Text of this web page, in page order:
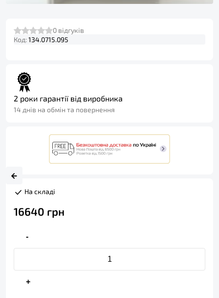
0 відгуків
Код:134.0715.095
2 роки гарантії від виробника
14 днів на обмін та повернення
На складі
16640 грн
-
+